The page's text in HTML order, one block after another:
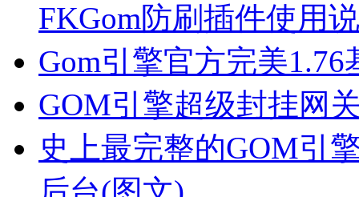
FKGom防刷插件使用
Gom引擎官方完美
GOM引擎超级封挂网
史上最完整的GOM引